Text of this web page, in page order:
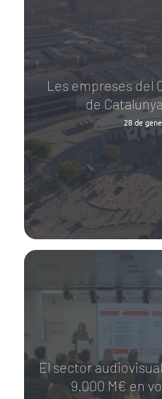
Les empreses del
de
28 de
El sector
9.000 M€ en